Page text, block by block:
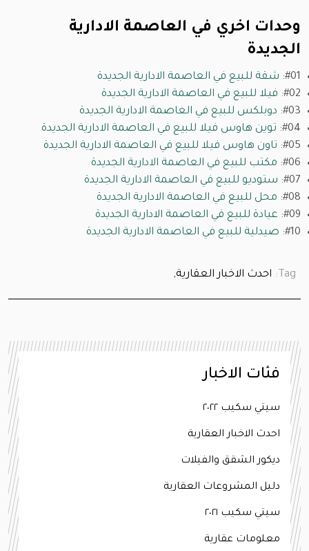
وحدات اخري في العاصمة الادارية
الجديدة
#01: شقة للبيع في العاصمة الادارية الجديدة
#02: فيلا للبيع في العاصمة الادارية الجديدة
#03: دوبلكس للبيع في العاصمة الادارية الجديدة
#04: توين هاوس فيلا للبيع في العاصمة الادارية الجديدة
#05: تاون هاوس فيلا للبيع في العاصمة الادارية الجديدة
#06: مكتب للبيع في العاصمة الادارية الجديدة
#07: ستوديو للبيع في العاصمة الادارية الجديدة
#08: محل للبيع في العاصمة الادارية الجديدة
#09: عيادة للبيع في العاصمة الادارية الجديدة
#10: صيدلية للبيع في العاصمة الادارية الجديدة
Tag: احدث الاخبار العقارية,
فئات الاخبار
سيتي سكيب ٢٠٢٢
احدث الاخبار العقارية
ديكور الشقق والفيلات
دليل المشروعات العقارية
سيتي سكيب ٢٠٢١
معلومات عقارية